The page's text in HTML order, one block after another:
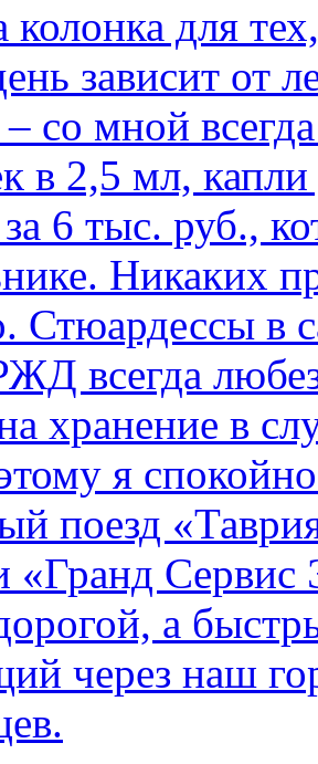
колонка для
зависит от
– со мной
в 2,5 мл,
6 тыс. руб.,
Никаких
Стюардессы в
всегда
хранение в
я
поезд
«Гранд Сервис
а
через наш